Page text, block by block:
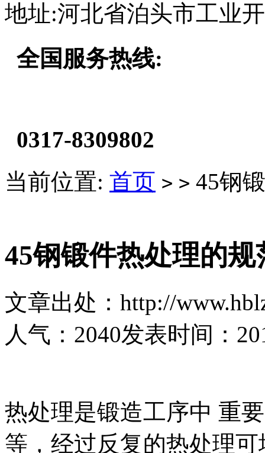
地址:河北省泊头市工业
全国服务热线:
0317-8309802
当前位置: 首页 > > 45钢
45钢锻件热处理的
文章出处：http://
人气： 2040发表时间：
热处理是锻造工序中 重
等，经过反复的热处理